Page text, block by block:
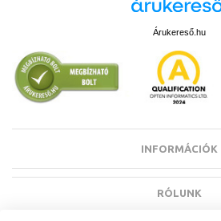
Árukereső.hu
INFORMÁCIÓK
RÓLUNK